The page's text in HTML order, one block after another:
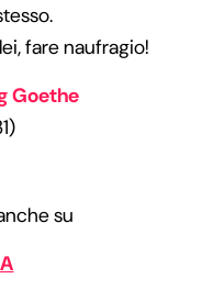
fare naufragio!
Goethe
su